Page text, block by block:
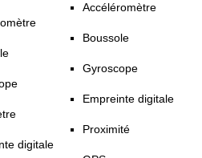
digitale
Accéléromètre
Boussole
Gyroscope
Empreinte digitale
Proximité